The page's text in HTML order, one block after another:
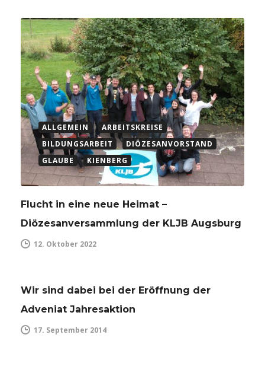
ALLGEMEIN
ARBEITSKREISE
BILDUNGSARBEIT
DIÖZESANVORSTAND
GLAUBE
KIENBERG
Flucht in eine neue Heimat –
Diözesanversammlung der KLJB Augsburg
12. Oktober 2022
Wir sind dabei bei der Eröffnung der
Adveniat Jahresaktion
17. September 2014